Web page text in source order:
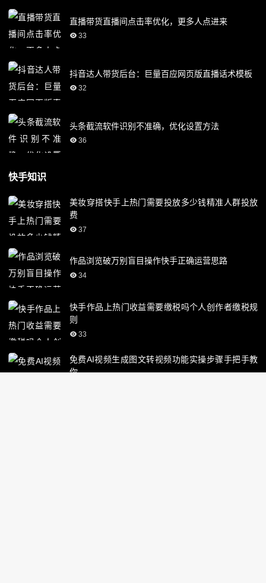
直播带货直播间点击率优化，更多人点进来
33
抖音达人带货后台：巨量百应网页版直播话术模板
32
头条截流软件识别不准确，优化设置方法
36
快手知识
美妆穿搭快手上热门需要投放多少钱精准人群投放
费
37
作品浏览破万别盲目操作快手正确运营思路
34
快手作品上热门收益需要缴税吗个人创作者缴税规
则
33
免费AI视频生成图文转视频功能实操步骤手把手教
你